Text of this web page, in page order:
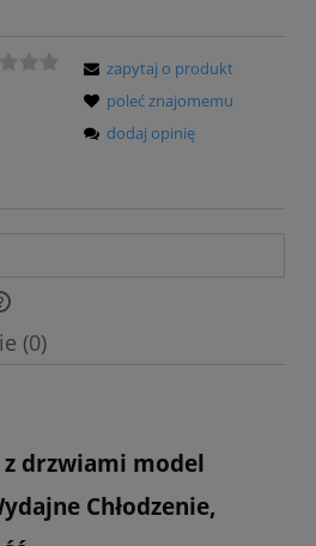
zapytaj o produkt
poleć znajomemu
dodaj opinię
kosztów płatności
(0)
z drzwiami model
Chłodzenie,